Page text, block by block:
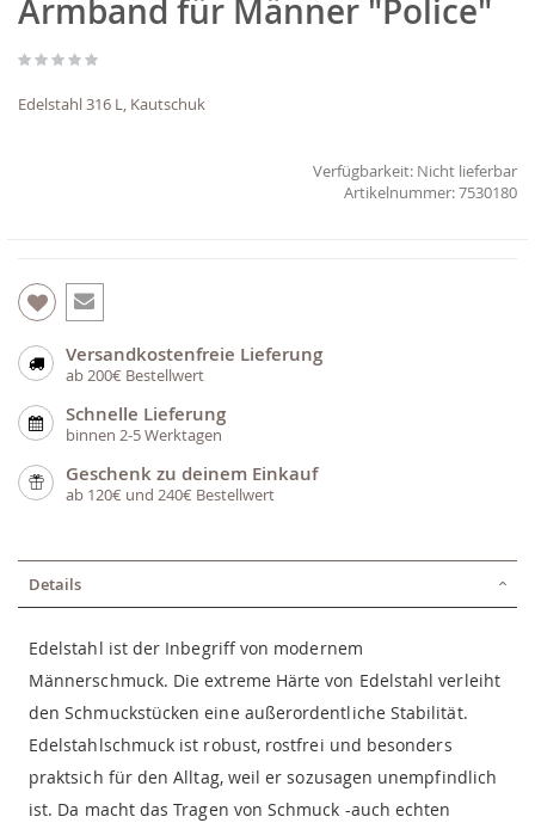
der
springen
Armband für Männer "Police"
Edelstahl 316 L, Kautschuk
Verfügbarkeit: Nicht lieferbar
7530180
Versandkostenfreie Lieferung
ab 200€ Bestellwert
Schnelle Lieferung
binnen 2-5 Werktagen
Geschenk zu deinem Einkauf
ab 120€ und 240€ Bestellwert
Details
Edelstahl ist der Inbegriff von modernem
Männerschmuck. Die extreme Härte von Edelstahl verleiht
den Schmuckstücken eine außerordentliche Stabilität.
Edelstahlschmuck ist robust, rostfrei und besonders
praktsich für den Alltag, weil er sozusagen unempfindlich
ist. Da macht das Tragen von Schmuck -auch echten